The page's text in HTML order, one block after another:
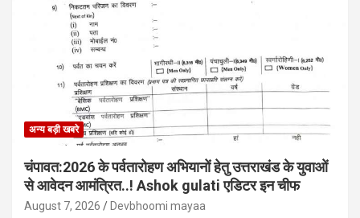
अन्य बड़ी खबरे
चंपावत:2026 के पर्वतारोहण अभियानों हेतु उत्तराखंड के युवाओं
से आवेदन आमंत्रित..! Ashok gulati एडिटर इन चीफ
August 7, 2026 Devbhoomi mayaa